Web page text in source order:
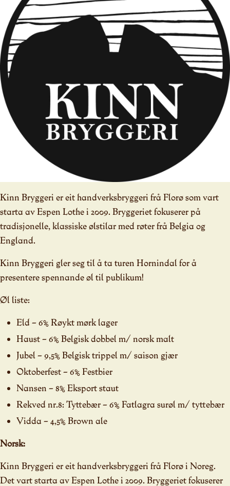
Kinn Bryggeri er eit handverksbryggeri frå Florø som vart
starta av Espen Lothe i 2009. Bryggeriet fokuserer på
tradisjonelle, klassiske ølstilar med røter frå Belgia og
England.
Kinn Bryggeri gler seg til å ta turen Hornindal for å
presentere spennande øl til publikum!
Øl liste:
Eld – 6% Røykt mørk lager
Haust – 6% Belgisk dobbel m/ norsk malt
Jubel – 9,5% Belgisk trippel m/ saison gjær
Oktoberfest – 6% Festbier
Nansen – 8% Eksport staut
Rekved nr.8: Tyttebær – 6% Fatlagra surøl m/ tyttebær
Vidda – 4,5% Brown ale
Norsk:
Kinn Bryggeri er eit handverksbryggeri frå Florø i Noreg.
Det vart starta av Espen Lothe i 2009. Bryggeriet fokuserer